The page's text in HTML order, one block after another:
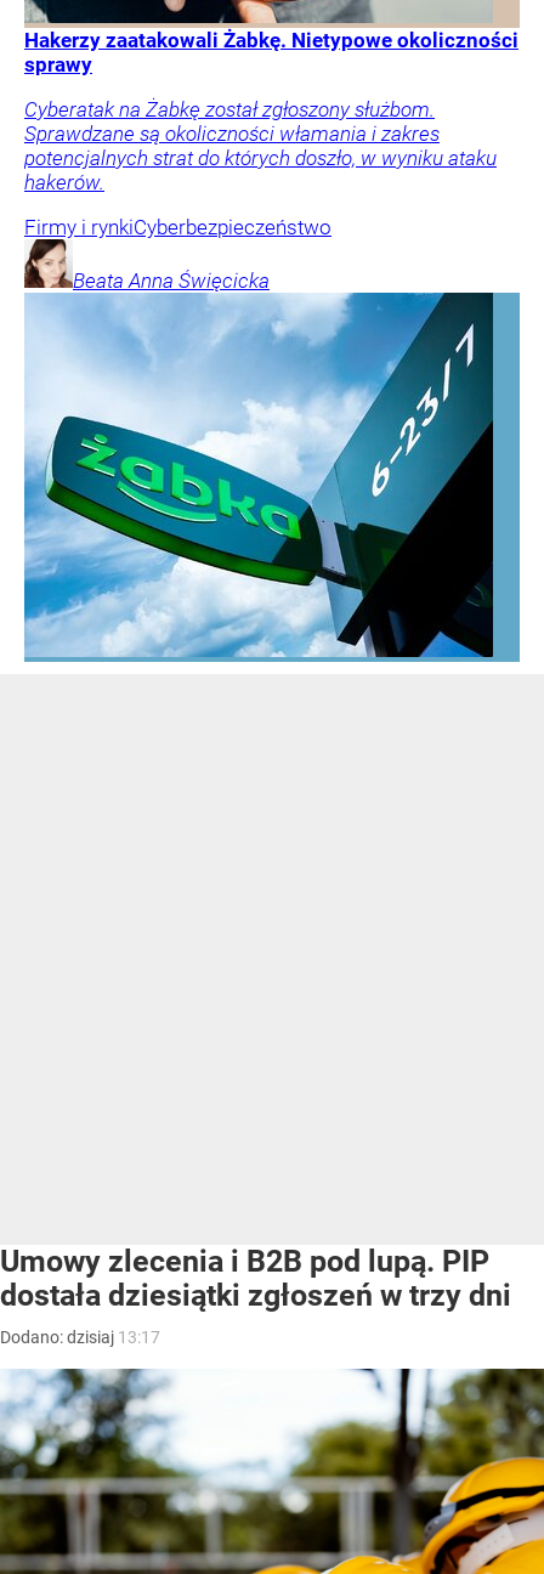
Hakerzy zaatakowali Żabkę. Nietypowe okoliczności
sprawy
Cyberatak na Żabkę został zgłoszony służbom.
Sprawdzane są okoliczności włamania i zakres
potencjalnych strat do których doszło, w wyniku ataku
hakerów.
Firmy i rynkiCyberbezpieczeństwo
Beata Anna Święcicka
Umowy zlecenia i B2B pod lupą. PIP
dostała dziesiątki zgłoszeń w trzy dni
Dodano:dzisiaj 13:17